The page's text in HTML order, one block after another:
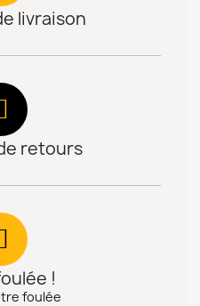
livraison
retours
!
foulée